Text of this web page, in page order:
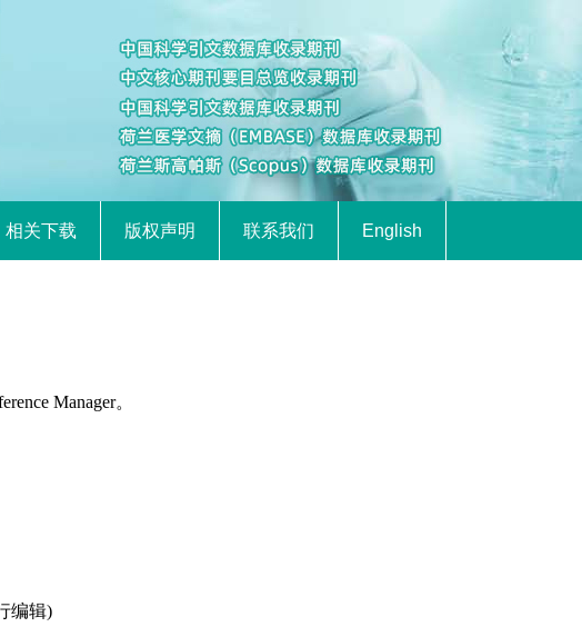
相关下载 版权声明 联系我们 English
Manager。
编辑)